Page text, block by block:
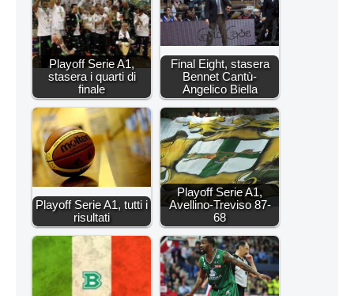
Playoff Serie A1,
stasera i quarti di
finale
Final Eight, stasera
Bennet Cantù-
Angelico Biella
Playoff Serie A1, tutti i
risultati
Playoff Serie A1,
Avellino-Treviso 87-
68